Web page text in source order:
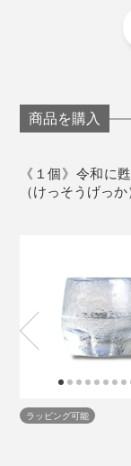
丸底の「陽」
物が空気に触
ンクにぴったり
瞬間の芸術。
れて、あなたの
もともとエンジ
るのは得意で
したいという想
現在でも、平ら
すべて作家
かじめご了承
食器洗い乾
商品を購入
《１個》令和に
（けっそうげっか
ラッピング可能